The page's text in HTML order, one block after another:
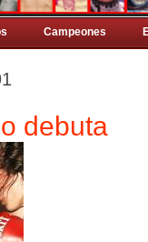
Campeones
debuta